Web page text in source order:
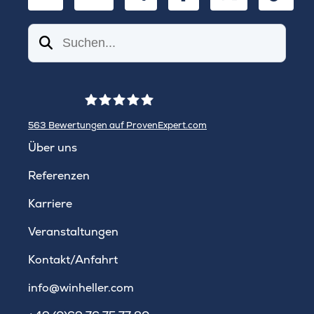
Suchen
563 Bewertungen auf ProvenExpert.com
Über uns
Referenzen
Karriere
Veranstaltungen
Kontakt/Anfahrt
info@winheller.com